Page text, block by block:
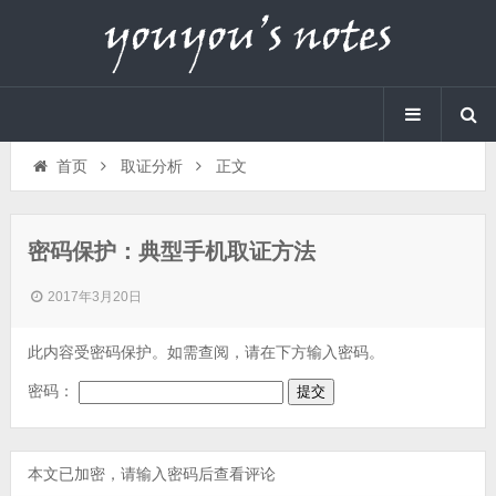
首页 取证分析 正文
密码保护：典型手机取证方法
2017年3月20日
此内容受密码保护。如需查阅，请在下方输入密码。
密码：
本文已加密，请输入密码后查看评论